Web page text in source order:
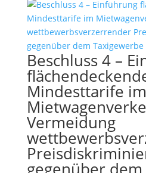
Beschluss 4 –
Mindesttarife im
Vermeidung
gegenüber